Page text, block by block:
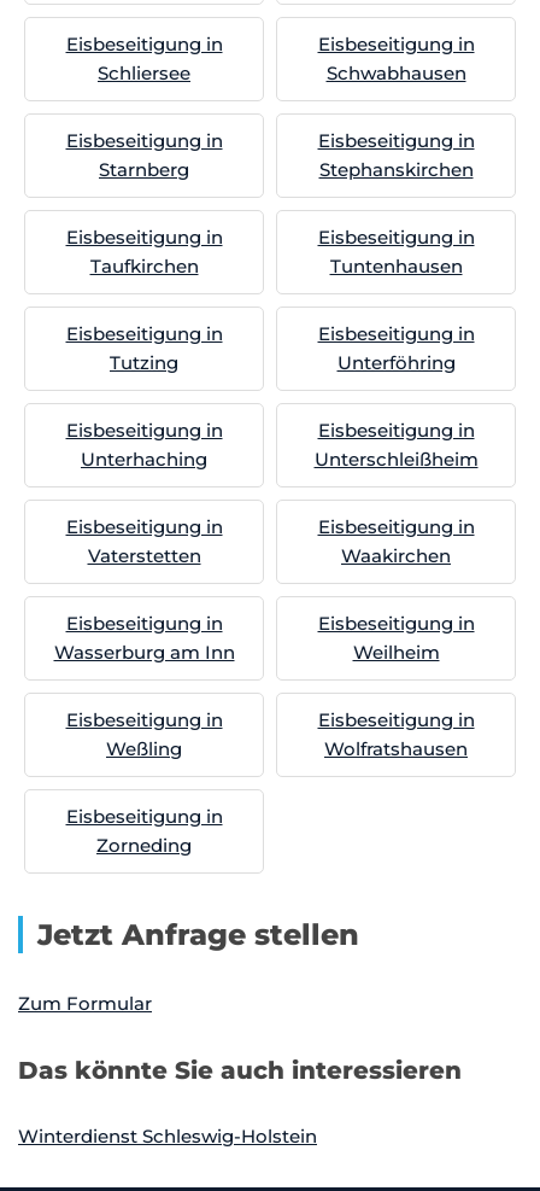
Eisbeseitigung in
Schliersee
Eisbeseitigung in
Schwabhausen
Eisbeseitigung in
Starnberg
Eisbeseitigung in
Stephanskirchen
Eisbeseitigung in
Taufkirchen
Eisbeseitigung in
Tuntenhausen
Eisbeseitigung in
Tutzing
Eisbeseitigung in
Unterföhring
Eisbeseitigung in
Unterhaching
Eisbeseitigung in
Unterschleißheim
Eisbeseitigung in
Vaterstetten
Eisbeseitigung in
Waakirchen
Eisbeseitigung in
Wasserburg am Inn
Eisbeseitigung in
Weilheim
Eisbeseitigung in
Weßling
Eisbeseitigung in
Wolfratshausen
Eisbeseitigung in
Zorneding
Jetzt Anfrage stellen
Zum Formular
Das könnte Sie auch interessieren
Winterdienst Schleswig-Holstein